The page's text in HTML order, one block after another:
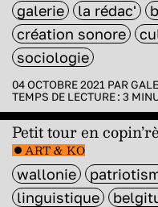
galerie la rédac'
création sonore
sociologie
04 OCTOBRE 2021 PAR
TEMPS DE LECTURE : 3
Petit tour en
ART & KO
wallonie
linguistique